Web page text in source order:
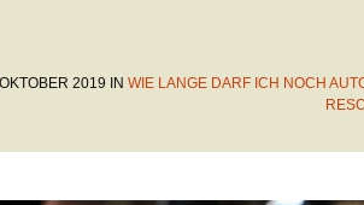
2019 IN WIE LANGE DARF ICH NOCH